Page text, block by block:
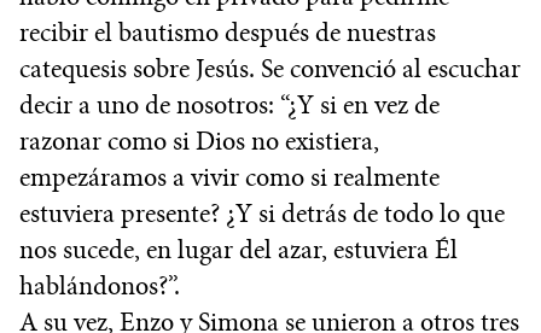
recibir el bautismo después de nuestras
catequesis sobre Jesús. Se convenció al escuchar
decir a uno de nosotros: “¿Y si en vez de
razonar como si Dios no existiera,
empezáramos a vivir como si realmente
estuviera presente? ¿Y si detrás de todo lo que
nos sucede, en lugar del azar, estuviera Él
hablándonos?”.
A su vez, Enzo y Simona se unieron a otros tres